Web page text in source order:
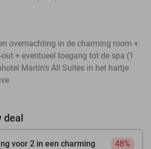
overnachting in de charming room +
+ eventueel toegang tot de spa (1
Martin's All Suites in het hartje
deal
voor 2 in een charming
48%